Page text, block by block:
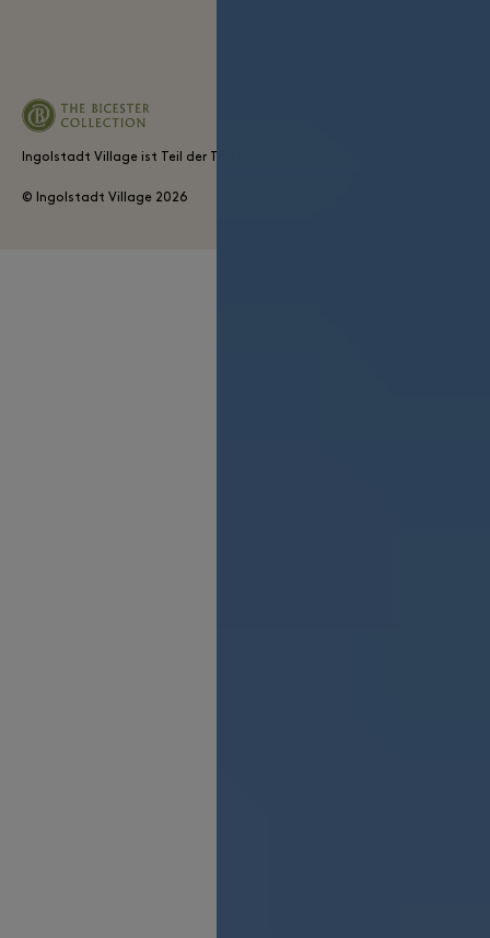
Ingolstadt Village ist Teil der The Bicester Collection
© Ingolstadt Village 2026